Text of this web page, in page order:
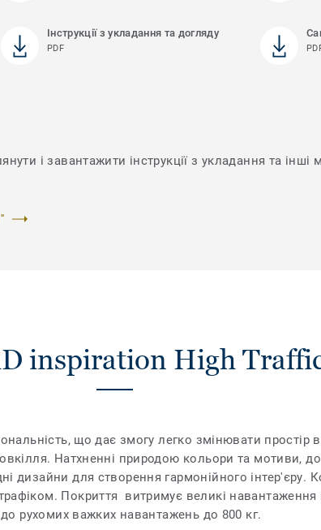
Інструкції з укладання та догляду
PDF
і завантажити інструкції з укладання та інші
inspiration High
що дає змогу легко змінювати простір
Натхненні природою кольори та мотиви,
дизайни для створення гармонійного інтер'єру.
Покриття витримує великі навантаження
до рухомих важких навантажень до 800 кг.